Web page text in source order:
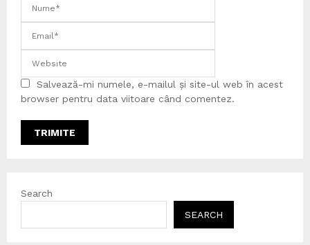
Salvează-mi numele, e-mailul și site-ul web în acest
browser pentru data viitoare când comentez.
Search
SEARCH